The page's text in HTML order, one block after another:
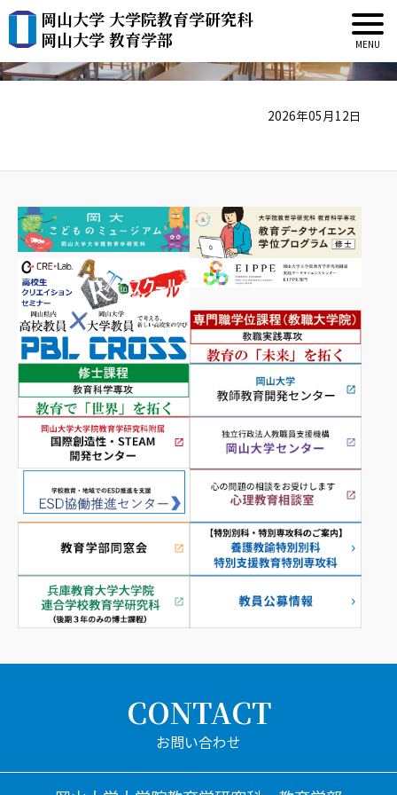
岡山大学 大学院教育学研究科
岡山大学 教育学部板倉 宏
2026年05月12日
CONTACT